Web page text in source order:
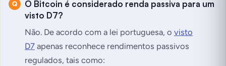
O Bitcoin é considerado renda passiva para um
visto D7?
Não. De acordo com a lei portuguesa, o visto
D7 apenas reconhece rendimentos passivos
regulados, tais como: